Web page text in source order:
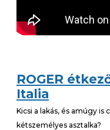
ROGER
Italia
Kicsi a lakás, és amúgy
kétszemélyes asztalka?